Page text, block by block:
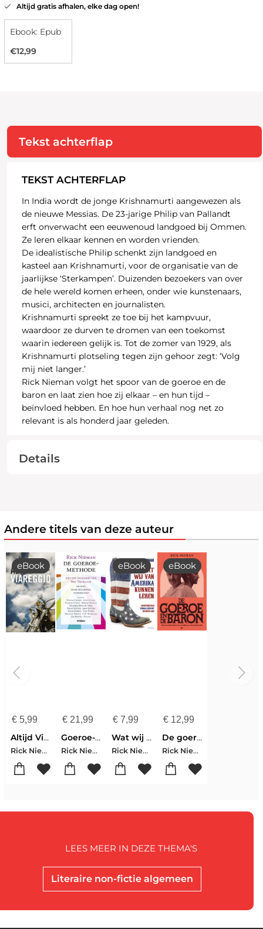
Altijd gratis afhalen, elke dag open!
Ebook: Epub
€12,99
Tekst achterflap
TEKST ACHTERFLAP
In India wordt de jonge Krishnamurti aangewezen als
de nieuwe Messias. De 23-jarige Philip van Pallandt
erft onverwacht een eeuwenoud landgoed bij Ommen.
Ze leren elkaar kennen en worden vrienden.
De idealistische Philip schenkt zijn landgoed en
kasteel aan Krishnamurti, voor de organisatie van de
jaarlijkse ‘Sterkampen’. Duizenden bezoekers van over
de hele wereld komen erheen, onder wie kunstenaars,
musici, architecten en journalisten.
Krishnamurti spreekt ze toe bij het kampvuur,
waardoor ze durven te dromen van een toekomst
waarin iedereen gelijk is. Tot de zomer van 1929, als
Krishnamurti plotseling tegen zijn gehoor zegt: ‘Volg
mij niet langer.’
Rick Nieman volgt het spoor van de goeroe en de
baron en laat zien hoe zij elkaar – en hun tijd –
beïnvloed hebben. En hoe hun verhaal nog net zo
relevant is als honderd jaar geleden.
Details
Andere titels van deze auteur
€5,99
eBook
Altijd Viareggio
Rick Nieman
€21,99
Goeroe-methode
Rick Nieman
€ 7,99
eBook
Wat wij van Amerika kunnen leren
Rick Nieman
€ 12,99
eBook
De goeroe en de baron
Rick Nieman
Literaire non-fictie algemeen
LEES MEER IN DEZE THEMA'S